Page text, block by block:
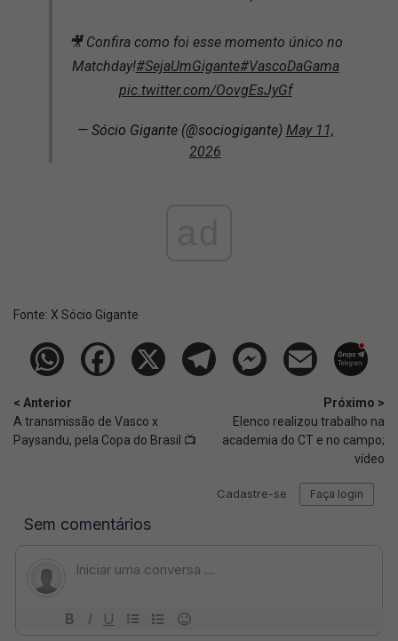
🎥 Confira como foi esse momento único no
Matchday!#SejaUmGigante#VascoDaGama
pic.twitter.com/OovgEsJyGf
— Sócio Gigante (@sociogigante) May 11,
2026
Fonte: X Sócio Gigante
< Anterior
A transmissão de Vasco x
Paysandu, pela Copa do Brasil 📺
Próximo >
Elenco realizou trabalho na
academia do CT e no campo;
vídeo